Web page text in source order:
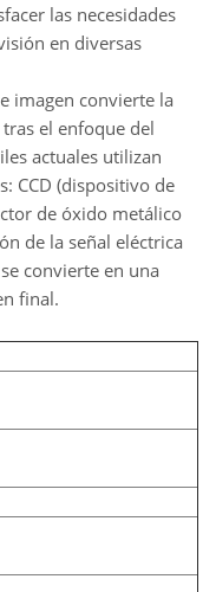
las necesidades
en diversas
imagen convierte la
el enfoque del
actuales utilizan
CCD (dispositivo de
de óxido metálico
de la señal eléctrica
convierte en una
final.